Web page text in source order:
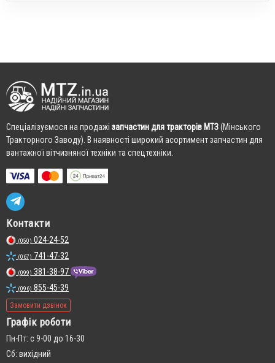
Cпеціалізуємося на продажі запчастин для тракторів МТЗ(Мінського
Тракторного Заводу). В наявності широкий асортимент запчастин для
вантажної вітчизняної техніки та спецтехніки.
Контакти
(050) 024-24-52
(067) 741-47-32
(099) 381-38-97
(096) 855-45-39
Замовити дзвінок
Графік роботи
Пн-Пт: с 9-00 до 16-30
Сб: вихідний